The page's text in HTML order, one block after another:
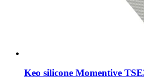
Keo silicone Momentive